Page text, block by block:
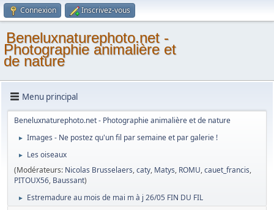
Connexion Inscrivez-vous
Beneluxnaturephoto.net -
Photographie animalière et
de nature
Menu principal
Beneluxnaturephoto.net - Photographie animalière et de nature
► Images - Ne postez qu'un fil par semaine et par galerie !
►
Les oiseaux
(Modérateurs: Nicolas Brusselaers,caty, Matys, ROMU,cauet_francis,
PITOUX56, Baussant)
► Estremadure au mois de mai m à j 26/05 FIN DU FIL